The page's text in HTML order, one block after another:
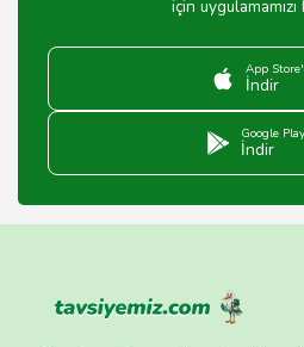
için uygulamamızı
App
İndir
Google
İndir